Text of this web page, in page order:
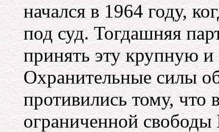
начался в 1964 году,
под суд. Тогдашняя
принять эту крупную
Охранительные силы
противились тому, что
ограниченной